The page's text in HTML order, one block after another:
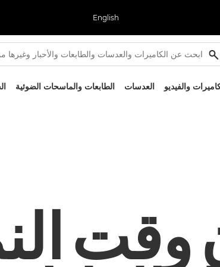
English
والفيديو العدسات الطابعات والماسحات الضوئية
وقت